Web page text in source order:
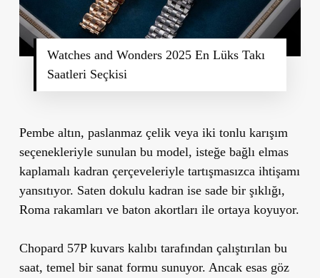
Watches and Wonders 2025 En Lüks Takı
Saatleri Seçkisi
Pembe altın, paslanmaz çelik veya iki tonlu karışım
seçenekleriyle sunulan bu model, isteğe bağlı elmas
kaplamalı kadran çerçeveleriyle tartışmasızca ihtişamı
yansıtıyor. Saten dokulu kadran ise sade bir şıklığı,
Roma rakamları ve baton akortları ile ortaya koyuyor.
Chopard 57P kuvars kalıbı tarafından çalıştırılan bu
saat, temel bir sanat formu sunuyor. Ancak esas göz